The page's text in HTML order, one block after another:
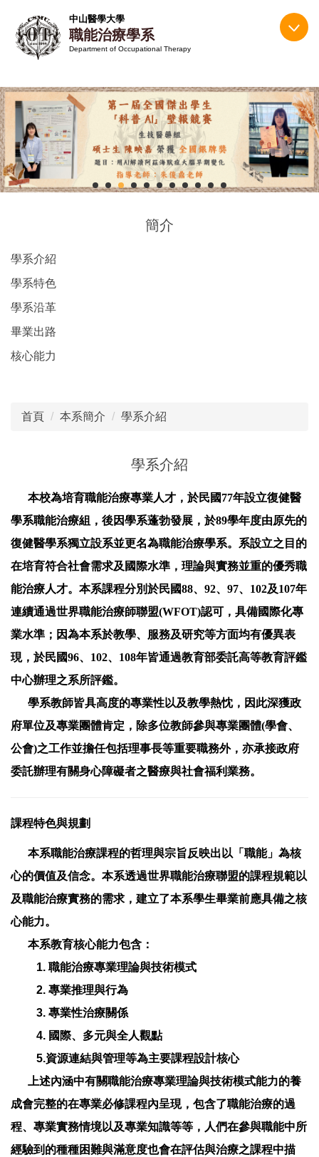
到
主
中山醫學大學
職能治療學系
Department of Occupational Therapy
簡介
學系介紹
學系特色
學系沿革
畢業出路
核心能力
首頁 本系簡介 學系介紹
學系介紹
本校為培育職能治療專業人才，於民國77年設立復健醫
學系職能治療組，後因學系蓬勃發展，於89學年度由原先的
復健醫學系獨立設系並更名為職能治療學系。系設立之目的
在培育符合社會需求及國際水準，理論與實務並重的優秀職
能治療人才。本系課程分別於民國88、92、97、102及107年
連續通過世界職能治療師聯盟(WFOT)認可，具備國際化專
業水準；因為本系於教學、服務及研究等方面均有優異表
現，於民國96、102、108年皆通過教育部委託高等教育評鑑
中心辦理之系所評鑑。
學系教師皆具高度的專業性以及教學熱忱，因此深獲政
府單位及專業團體肯定，除多位教師參與專業團體(學會、
公會)之工作並擔任包括理事長等重要職務外，亦承接政府
委託辦理有關身心障礙者之醫療與社會福利業務。
課程特色與規劃
本系職能治療課程的哲理與宗旨反映出以「職能」為核
心的價值及信念。本系透過世界職能治療聯盟的課程規範以
及職能治療實務的需求，建立了本系學生畢業前應具備之核
心能力。
本系教育核心能力包含：
1. 職能治療專業理論與技術模式
2. 專業推理與行為
3. 專業性治療關係
4. 國際、多元與全人觀點
5.資源連結與管理等為主要課程設計核心
上述內涵中有關職能治療專業理論與技術模式能力的養
成會完整的在專業必修課程內呈現，包含了職能治療的過
程、專業實務情境以及專業知識等等，人們在參與職能中所
經驗到的種種困難與滿意度也會在評估與治療之課程中描